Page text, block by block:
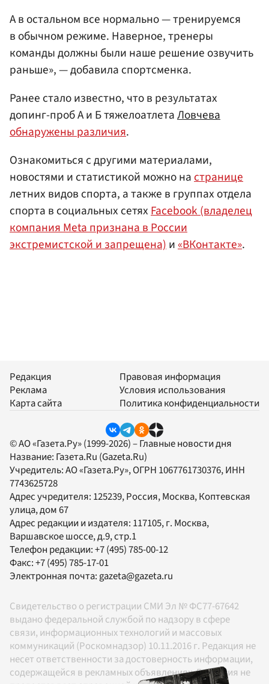
А в остальном все нормально — тренируемся
в обычном режиме. Наверное, тренеры
команды должны были наше решение озвучить
раньше», — добавила спортсменка.
Ранее стало известно, что в результатах
допинг-проб А и Б тяжелоатлетаЛовчева
обнаружены различия.
Ознакомиться с другими материалами,
новостями и статистикой можно настранице
летних видов спорта, а также в группах отдела
спорта в социальных сетяхFacebook (владелец
компания Meta признана в России
экстремистской и запрещена)и«ВКонтакте».
Редакция
Реклама
Карта сайта
Правовая информация
Условия использования
Политика конфиденциальности
© АО «Газета.Ру» (1999-2026) – Главные новости дня
Название: Газета.Ru (Gazeta.Ru)
Учредитель:АО «Газета.Ру», ОГРН 1067761730376, ИНН
7743625728
Адрес учредителя: 125239, Россия, Москва, Коптевская
улица, дом 67
Адрес редакции и издателя: 117105, г. Москва,
Варшавское шоссе, д.9, стр.1
Телефон редакции:+7 (495) 785-00-12
Факс:+7 (495) 785-17-01
Электронная почта: gazeta@gazeta.ru
Свидетельство о регистрации СМИ Эл № ФС77-67642
выдано федеральной службой по надзору в сфере
связи, информационных технологий и массовых
коммуникаций (Роскомнадзор) 10.11.2016 г. Редакция не
несет ответственности за достоверность информации,
содержащейся в рекламных объявлениях. Редакция не